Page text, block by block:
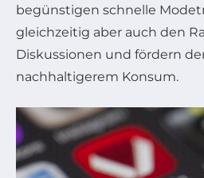
begünstigen schnelle
gleichzeitig aber auch den
Diskussionen und fördern
nachhaltigerem Konsum.